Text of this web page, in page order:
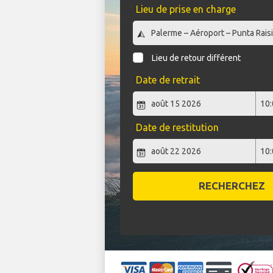
Lieu de prise en charge
Lieu de retour différent
Date de retrait
Date de restitution
RECHERCHEZ